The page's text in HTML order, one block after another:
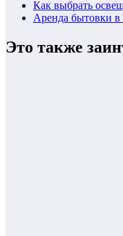
Как выбрать
Аренда бытовки в
Это также